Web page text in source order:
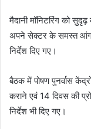
मैदानी मॉनिटरिंग को
अपने सेक्टर के समस्त
निर्देश दिए गए।
बैठक में पोषण पुनर्वास
कराने एवं 14 दिवस की
निर्देश भी दिए गए।